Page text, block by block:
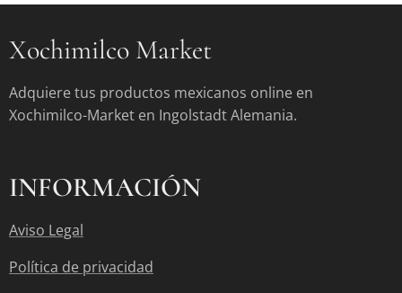
Xochimilco Market
Adquiere tus productos mexicanos online en
Xochimilco-Market en Ingolstadt Alemania.
INFORMACIÓN
Aviso Legal
Política de privacidad